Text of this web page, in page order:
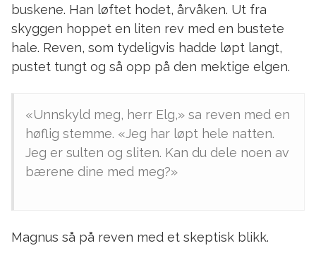
buskene. Han løftet hodet, årvåken. Ut fra
skyggen hoppet en liten rev med en bustete
hale. Reven, som tydeligvis hadde løpt langt,
pustet tungt og så opp på den mektige elgen.
«Unnskyld meg, herr Elg,» sa reven med en
høflig stemme. «Jeg har løpt hele natten.
Jeg er sulten og sliten. Kan du dele noen av
bærene dine med meg?»
Magnus så på reven med et skeptisk blikk.